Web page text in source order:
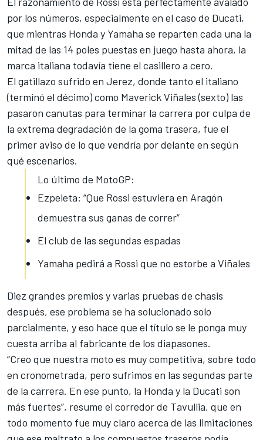
por los números, especialmente en el caso de Ducati,
que mientras Honda y Yamaha se reparten cada una la
mitad de las 14 poles puestas en juego hasta ahora, la
marca italiana todavía tiene el casillero a cero.
El gatillazo sufrido en Jerez, donde tanto el italiano
(terminó el décimo) como Maverick Viñales (sexto) las
pasaron canutas para terminar la carrera por culpa de
la extrema degradación de la goma trasera, fue el
primer aviso de lo que vendría por delante en según
qué escenarios.
Lo último de MotoGP:
Ezpeleta: “Que Rossi estuviera en Aragón
demuestra sus ganas de correr”
El club de las segundas espadas
Yamaha pedirá a Rossi que no estorbe a Viñales
Diez grandes premios y varias pruebas de chasis
después, ese problema se ha solucionado solo
parcialmente, y eso hace que el título se le ponga muy
cuesta arriba al fabricante de los diapasones.
“Creo que nuestra moto es muy competitiva, sobre todo
en cronometrada, pero sufrimos en las segundas parte
de la carrera. En ese punto, la Honda y la Ducati son
más fuertes”, resume el corredor de Tavullia, que en
todo momento fue muy claro acerca de las limitaciones